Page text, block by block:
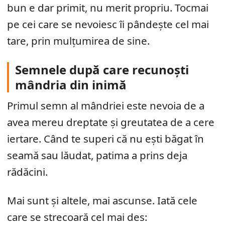
bun e dar primit, nu merit propriu. Tocmai
pe cei care se nevoiesc îi pândește cel mai
tare, prin mulțumirea de sine.
Semnele după care recunoști
mândria din inimă
Primul semn al mândriei este nevoia de a
avea mereu dreptate și greutatea de a cere
iertare. Când te superi că nu ești băgat în
seamă sau lăudat, patima a prins deja
rădăcini.
Mai sunt și altele, mai ascunse. Iată cele
care se strecoară cel mai des: